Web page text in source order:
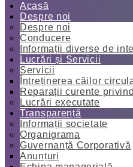
Acasă
Despre noi
Despre noi
Conducere
Informații diverse de
Lucrări și Servicii
Servicii
Întreținerea căilor
Reparații curente
Lucrări executate
Transparență
Informații societate
Organigrama
Guvernanță Corporativă
Anunțuri